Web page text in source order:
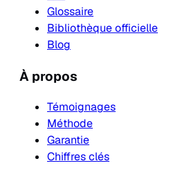
Glossaire
Bibliothèque officielle
Blog
À propos
Témoignages
Méthode
Garantie
Chiffres clés